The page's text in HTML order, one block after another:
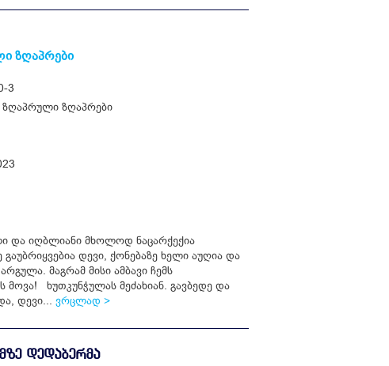
ზღაპრები
3
ზღაპრები
და იღბლიანი მხოლოდ ნაცარქექია
გაუბრიყვებია დევი, ქონებაზე ხელი აუღია და
მაგრამ მისი ამბავი ჩემს
მოვა! ხუთკუნჭულას მეძახიან. გავბედე და
დევი... ვრცლად >
ᲓᲔᲓᲐᲑᲔᲠᲛᲐ